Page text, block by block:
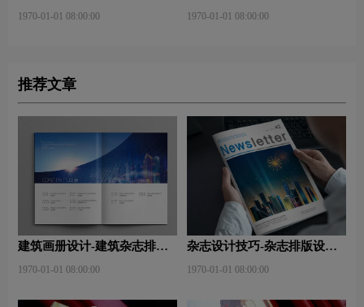
1970-01-01 08:00:00 1970-01-01 08:00:00
推荐文章
建筑画册设计-建筑杂志排版
用？
1970-01-01 08:00:00
杂志设计技巧-杂志排版设计
1970-01-01 08:00:00